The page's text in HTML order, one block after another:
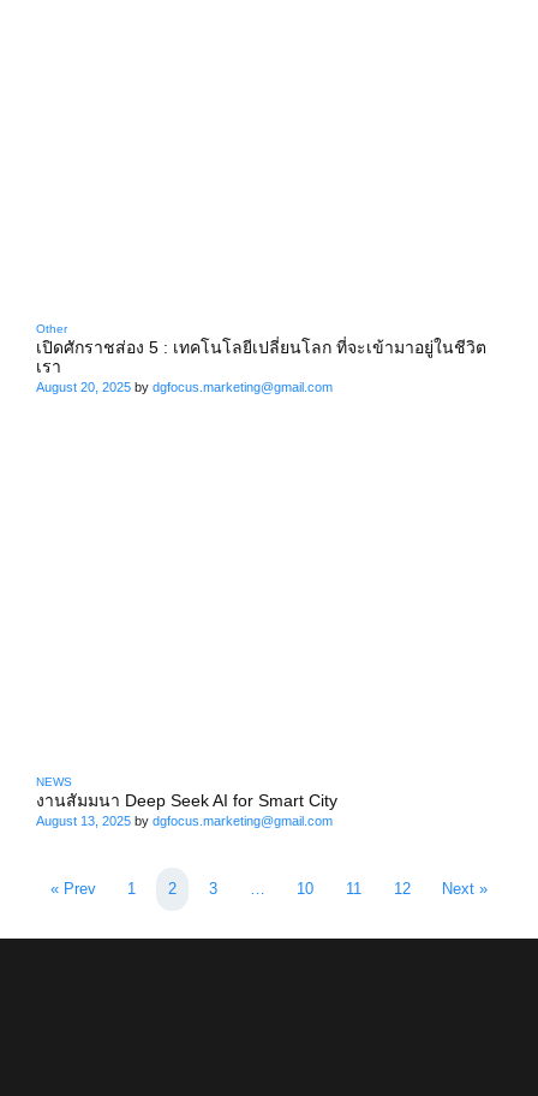
Other
เปิดศักราชส่อง 5 : เทคโนโลยีเปลี่ยนโลก ที่จะเข้ามาอยู่ในชีวิต
เรา
August 20, 2025 by dgfocus.marketing@gmail.com
NEWS
งานสัมมนา Deep Seek AI for Smart City
August 13, 2025 by dgfocus.marketing@gmail.com
« Prev 1 2 3 10 11 12 Next »